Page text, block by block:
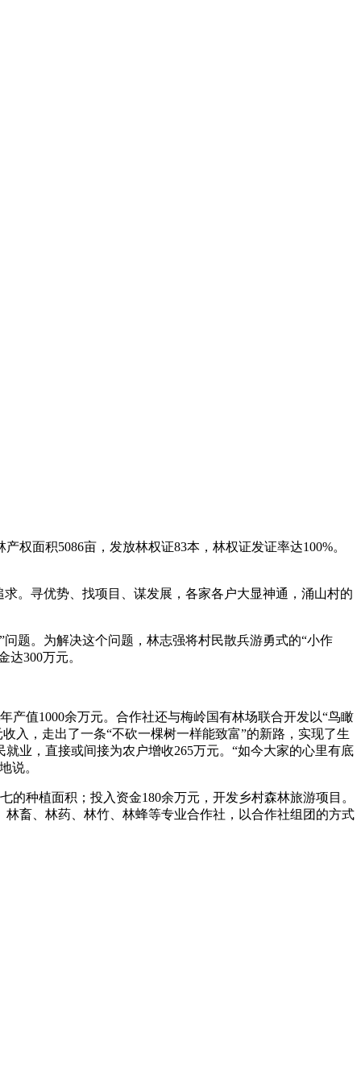
权面积5086亩，发放林权证83本，林权证发证率达100%。
。寻优势、找项目、谋发展，各家各户大显神通，涌山村的
题。为解决这个问题，林志强将村民散兵游勇式的“小作
300万元。
产值1000余万元。合作社还与梅岭国有林场联合开发以“鸟瞰
入，走出了一条“不砍一棵树一样能致富”的新路，实现了生
业，直接或间接为农户增收265万元。“如今大家的心里有底
说。
种植面积；投入资金180余万元，开发乡村森林旅游项目。
畜、林药、林竹、林蜂等专业合作社，以合作社组团的方式